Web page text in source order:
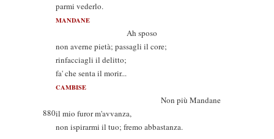
parmi vederlo.
MANDANE
Ah sposo
non averne pietà; passagli il core;
rinfacciagli il delitto;
fa' che senta il morir...
CAMBISE
Non più Mandane
880il mio furor m'avvanza,
non ispirarmi il tuo; fremo abbastanza.